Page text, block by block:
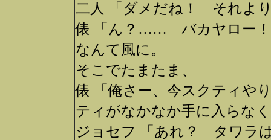
二人 「ダメだね！ それよ
俵 「ん？…… バカヤロー
なんて風に。
そこでたまたま、
俵 「俺さー、今スクティや
ティがなかなか手に入らな
ジョセフ 「あれ？ タワラ